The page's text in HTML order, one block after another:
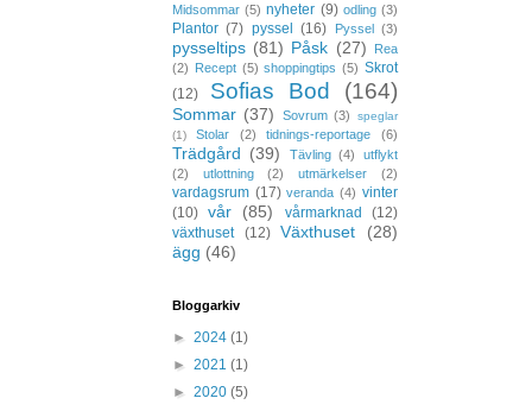
Midsommar (5) nyheter (9) odling (3)
Plantor (7) pyssel (16) Pyssel (3)
pysseltips (81) Påsk (27)
Rea
(2) Recept (5) shoppingtips (5) Skrot
(12)
Sofias Bod (164)
Sommar (37) Sovrum (3)
speglar
(1)
Stolar (2) tidnings-reportage (6)
Trädgård (39) Tävling (4)
utflykt
(2)
utlottning (2) utmärkelser (2)
vardagsrum (17) veranda (4) vinter
(10) vår (85) vårmarknad
(12)
växthuset
(12) Växthuset
(28)
ägg (46)
Bloggarkiv
► 2024 (1)
► 2021 (1)
► 2020 (5)